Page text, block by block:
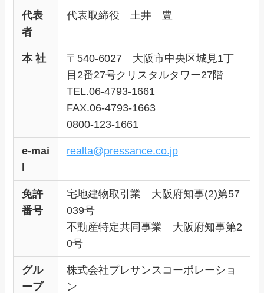
代表
者
代表取締役 土井 豊
本 社
〒540-6027 大阪市中央区城見1丁
目2番27号クリスタルタワー27階
TEL.06-4793-1661
FAX.06-4793-1663
0800-123-1661
e-mai
l
realta@pressance.co.jp
免許
番号
宅地建物取引業 大阪府知事(2)第57
039号
不動産特定共同事業 大阪府知事第2
0号
グル
ープ
株式会社プレサンスコーポレーショ
ン